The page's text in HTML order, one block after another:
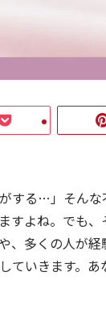
する…」そん
すよね。でも、
、多くの人が
ていきます。